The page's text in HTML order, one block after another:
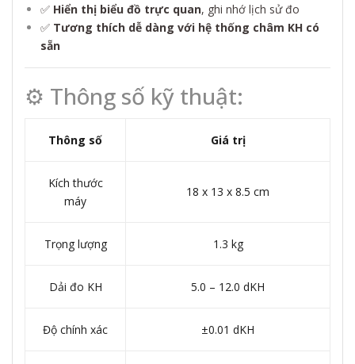
✅ Hiển thị biểu đồ trực quan, ghi nhớ lịch sử đo
✅ Tương thích dễ dàng với hệ thống châm KH có
sẵn
⚙️ Thông số kỹ thuật:
Thông số Giá trị
Kích thước
máy
18 x 13 x 8.5 cm
Trọng lượng 1.3 kg
Dải đo KH 5.0 – 12.0 dKH
Độ chính xác ±0.01 dKH